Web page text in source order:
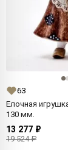
63
Елочная
130 мм.
13 277 ₽
19 524 ₽